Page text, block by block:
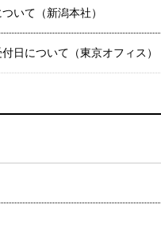
いて（新潟本社）
日について（東京オフィス）